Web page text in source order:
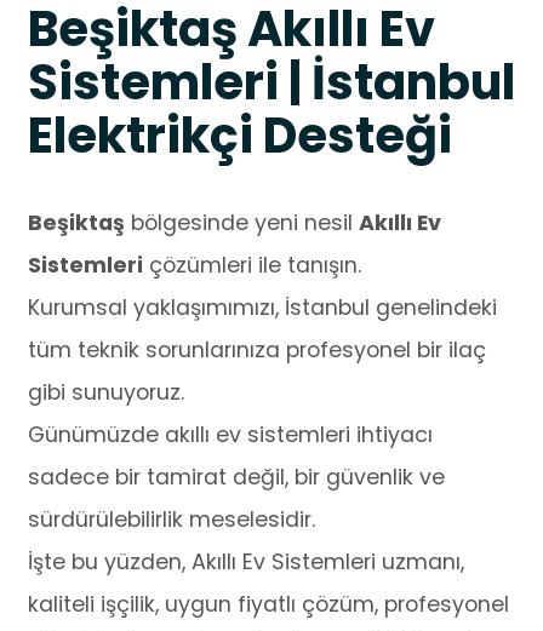
Beşiktaş Akıllı Ev
Sistemleri | İstanbul
Elektrikçi Desteği
Beşiktaş bölgesinde yeni nesil Akıllı Ev
Sistemleri çözümleri ile tanışın.
Kurumsal yaklaşımımızı, İstanbul genelindeki
tüm teknik sorunlarınıza profesyonel bir ilaç
gibi sunuyoruz.
Günümüzde akıllı ev sistemleri ihtiyacı
sadece bir tamirat değil, bir güvenlik ve
sürdürülebilirlik meselesidir.
İşte bu yüzden, Akıllı Ev Sistemleri uzmanı,
kaliteli işçilik, uygun fiyatlı çözüm, profesyonel